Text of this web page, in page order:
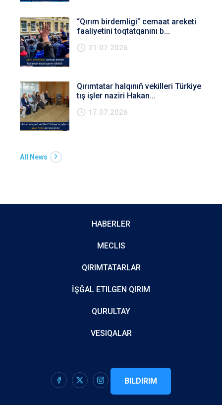
“Qırım birdemligi” cemaat areketi
faaliyetini toqtatqanını b...
21.07.2026
Qırımtatar halqınıñ vekilleri Türkiye
tış işler naziri Hakan...
17.07.2026
All News
HABERLER
MECLIS
QIRIMTATARLAR
İŞĞAL ETILGEN QIRIM
QURULTAY
VESIQALAR
BILDIRIM